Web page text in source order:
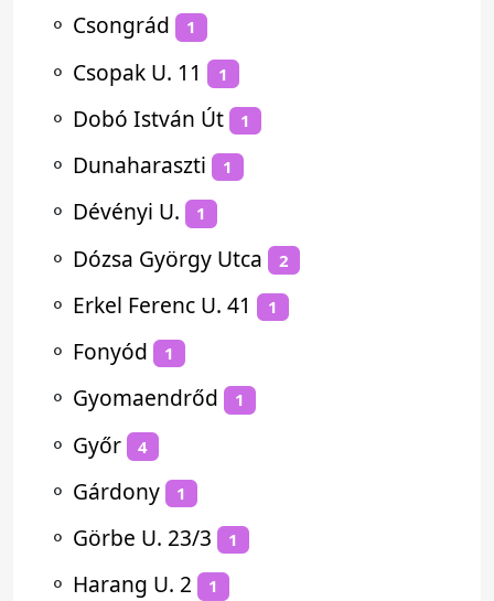
⚬ Csongrád 1
⚬ Csopak U. 11 1
⚬ Dobó István Út 1
⚬ Dunaharaszti 1
⚬ Dévényi U. 1
⚬ Dózsa György Utca 2
⚬ Erkel Ferenc U. 41 1
⚬ Fonyód 1
⚬ Gyomaendrőd 1
⚬ Győr 4
⚬ Gárdony 1
⚬ Görbe U. 23/3 1
⚬ Harang U. 2 1